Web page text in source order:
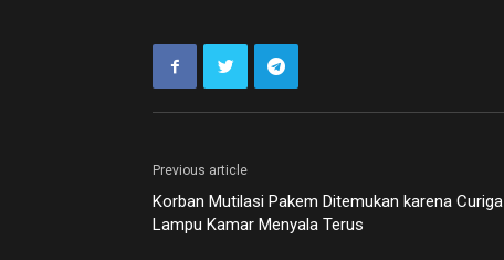
Previous article
Korban Mutilasi Pakem Ditemukan karena Curiga
Lampu Kamar Menyala Terus